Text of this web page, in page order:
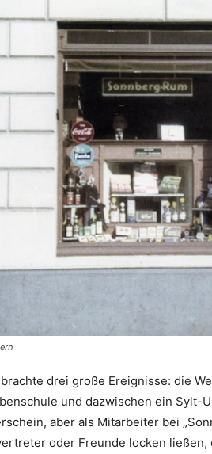
drei große Ereignisse: die
und dazwischen ein Sylt-
aber als Mitarbeiter bei
oder Freunde locken